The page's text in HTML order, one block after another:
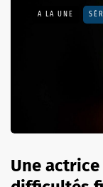
A LA UNE
Une